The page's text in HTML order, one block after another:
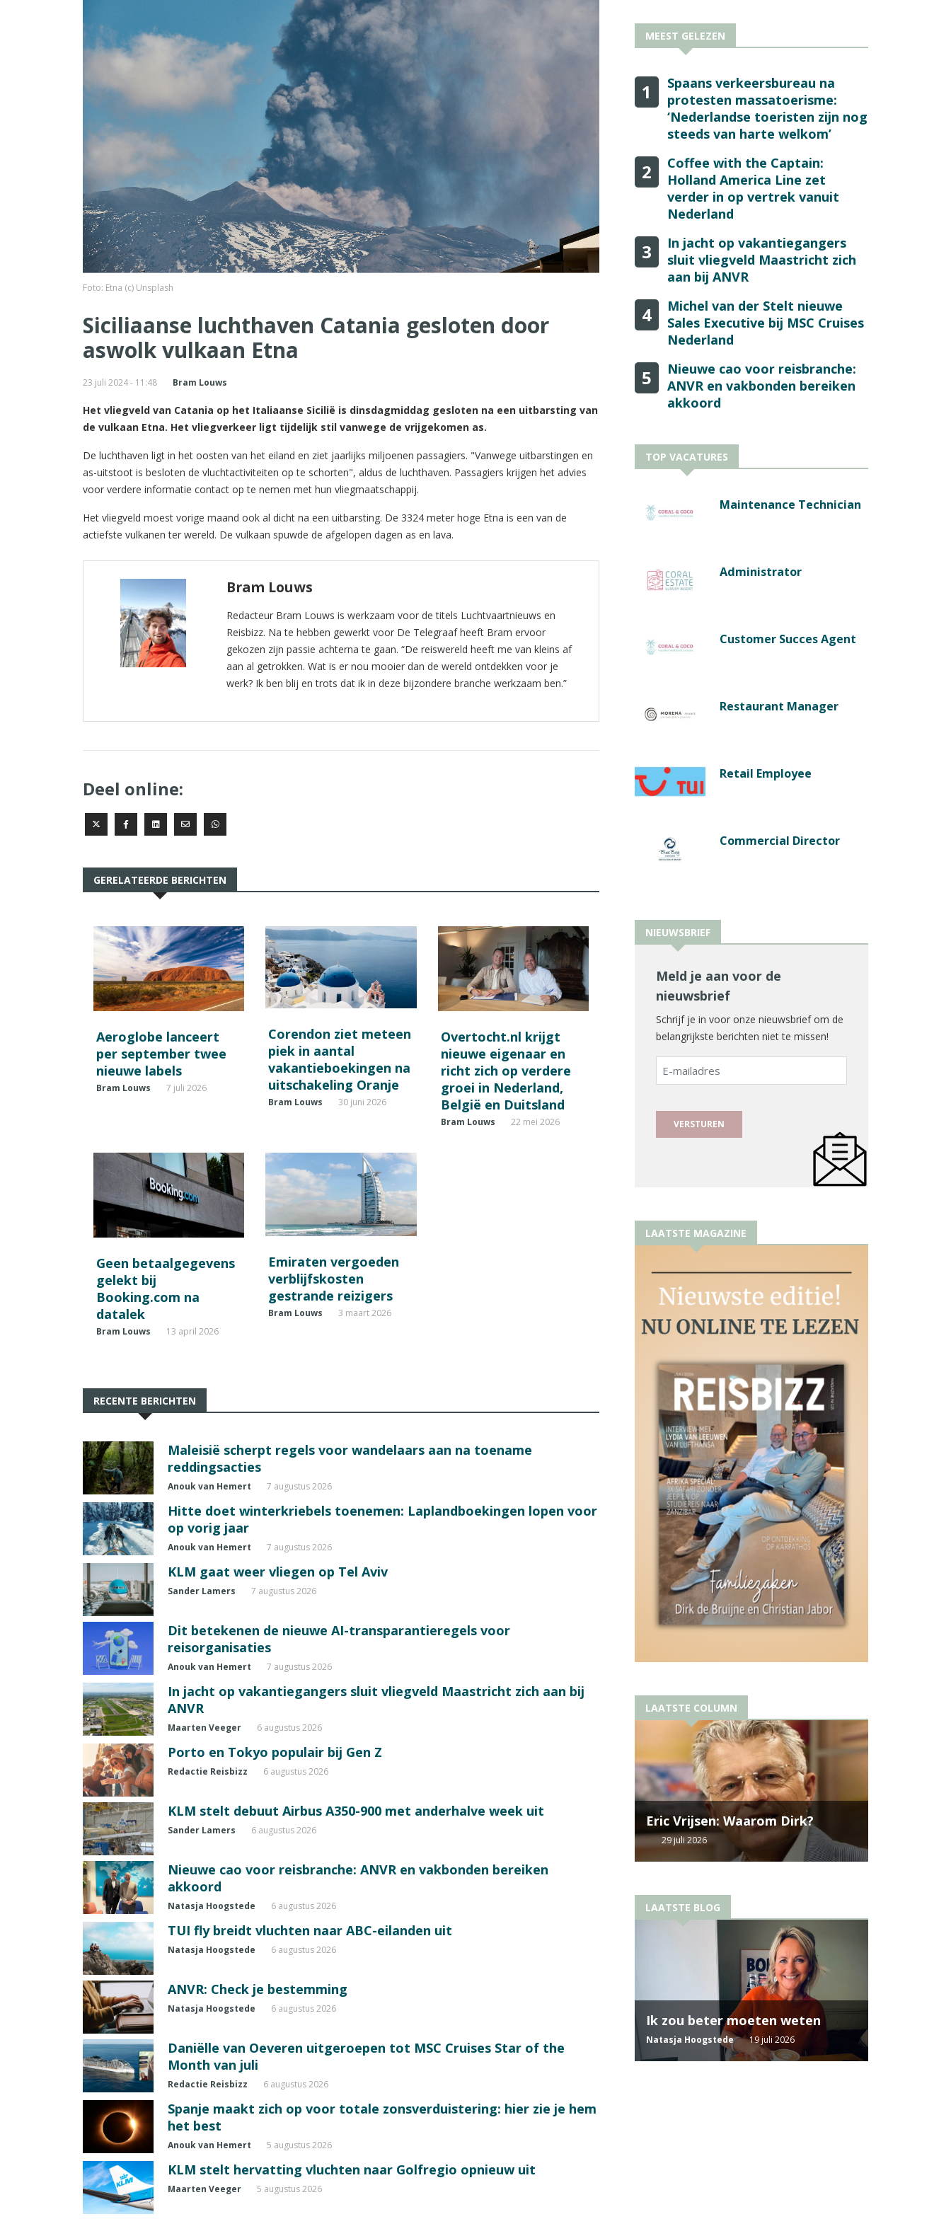
Foto: Etna (c) Unsplash
Siciliaanse luchthaven Catania gesloten door
aswolk vulkaan Etna
23 juli 2024 - 11:48 Bram Louws
Het vliegveld van Catania op het Italiaanse Sicilië is dinsdagmiddag gesloten na een uitbarsting van
de vulkaan Etna. Het vliegverkeer ligt tijdelijk stil vanwege de vrijgekomen as.
De luchthaven ligt in het oosten van het eiland en ziet jaarlijks miljoenen passagiers. "Vanwege uitbarstingen en
as-uitstoot is besloten de vluchtactiviteiten op te schorten", aldus de luchthaven. Passagiers krijgen het advies
voor verdere informatie contact op te nemen met hun vliegmaatschappij.
Het vliegveld moest vorige maand ook al dicht na een uitbarsting. De 3324 meter hoge Etna is een van de
actiefste vulkanen ter wereld. De vulkaan spuwde de afgelopen dagen as en lava.
Bram Louws
Redacteur Bram Louws is werkzaam voor de titels Luchtvaartnieuws en
Reisbizz. Na te hebben gewerkt voor De Telegraaf heeft Bram ervoor
gekozen zijn passie achterna te gaan. “De reiswereld heeft me van kleins af
aan al getrokken. Wat is er nou mooier dan de wereld ontdekken voor je
werk? Ik ben blij en trots dat ik in deze bijzondere branche werkzaam ben.”
Deel online:
GERELATEERDE BERICHTEN
Aeroglobe lanceert
per september twee
nieuwe labels
Bram Louws 7 juli 2026
Corendon ziet meteen
piek in aantal
vakantieboekingen na
uitschakeling Oranje
Bram Louws 30 juni 2026
Overtocht.nl krijgt
nieuwe eigenaar en
richt zich op verdere
groei in Nederland,
België en Duitsland
Bram Louws 22 mei 2026
Geen betaalgegevens
gelekt bij
Booking.com na
datalek
Bram Louws 13 april 2026
Emiraten vergoeden
verblijfskosten
gestrande reizigers
Bram Louws 3 maart 2026
RECENTE BERICHTEN
Maleisië scherpt regels voor wandelaars aan na toename
reddingsacties
Anouk van Hemert 7 augustus 2026
Hitte doet winterkriebels toenemen: Laplandboekingen lopen voor
op vorig jaar
Anouk van Hemert 7 augustus 2026
KLM gaat weer vliegen op Tel Aviv
Sander Lamers 7 augustus 2026
Dit betekenen de nieuwe AI-transparantieregels voor
reisorganisaties
Anouk van Hemert 7 augustus 2026
In jacht op vakantiegangers sluit vliegveld Maastricht zich aan bij
ANVR
Maarten Veeger 6 augustus 2026
Porto en Tokyo populair bij Gen Z
Redactie Reisbizz 6 augustus 2026
KLM stelt debuut Airbus A350-900 met anderhalve week uit
Sander Lamers 6 augustus 2026
Nieuwe cao voor reisbranche: ANVR en vakbonden bereiken
akkoord
Natasja Hoogstede 6 augustus 2026
TUI fly breidt vluchten naar ABC-eilanden uit
Natasja Hoogstede 6 augustus 2026
ANVR: Check je bestemming
Natasja Hoogstede 6 augustus 2026
Daniëlle van Oeveren uitgeroepen tot MSC Cruises Star of the
Month van juli
Redactie Reisbizz 6 augustus 2026
Spanje maakt zich op voor totale zonsverduistering: hier zie je hem
het best
Anouk van Hemert 5 augustus 2026
KLM stelt hervatting vluchten naar Golfregio opnieuw uit
Maarten Veeger 5 augustus 2026
MEEST GELEZEN
1
Spaans verkeersbureau na
protesten massatoerisme:
‘Nederlandse toeristen zijn nog
steeds van harte welkom’
2
Coffee with the Captain:
Holland America Line zet
verder in op vertrek vanuit
Nederland
3
In jacht op vakantiegangers
sluit vliegveld Maastricht zich
aan bij ANVR
4
Michel van der Stelt nieuwe
Sales Executive bij MSC Cruises
Nederland
5
Nieuwe cao voor reisbranche:
ANVR en vakbonden bereiken
akkoord
TOP VACATURES
Maintenance Technician
Administrator
Customer Succes Agent
Restaurant Manager
Retail Employee
Commercial Director
NIEUWSBRIEF
Meld je aan voor de
nieuwsbrief
Schrijf je in voor onze nieuwsbrief om de
belangrijkste berichten niet te missen!
E-
mailadres
LAATSTE MAGAZINE
LAATSTE COLUMN
Eric Vrijsen: Waarom Dirk?
29 juli 2026
LAATSTE BLOG
Ik zou beter moeten weten
Natasja Hoogstede 19 juli 2026